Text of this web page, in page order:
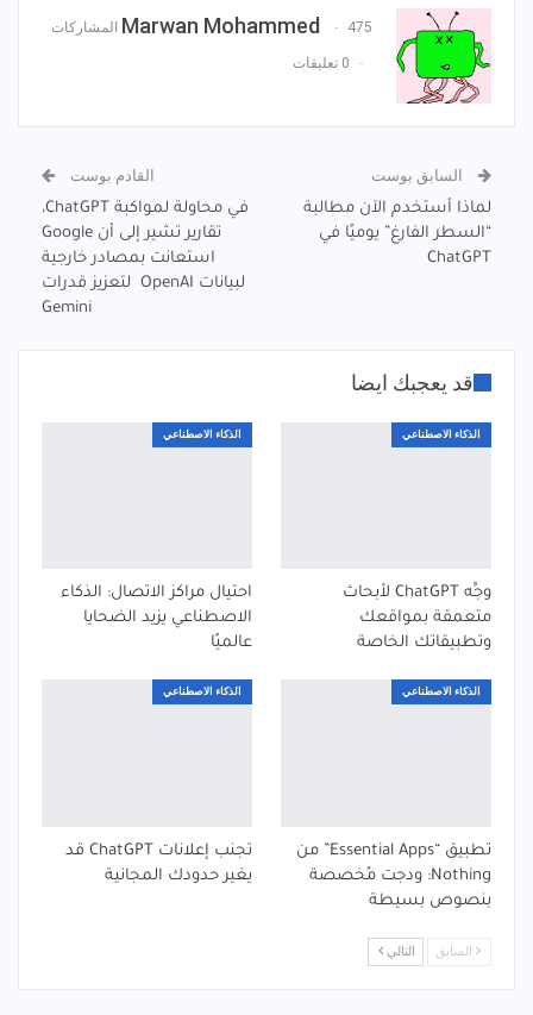
Marwan Mohammed 475 المشاركات
0 تعليقات
السابق بوست
لماذا أستخدم الآن مطالبة
“السطر الفارغ” يوميًا في
ChatGPT
القادم بوست
في محاولة لمواكبة ChatGPT،
تقارير تشير إلى أن Google
استعانت بمصادر خارجية
لبيانات OpenAI لتعزيز قدرات
Gemini
قد يعجبك ايضا
الذكاء الاصطناعي
وجِّه ChatGPT لأبحاث
متعمقة بمواقعك
وتطبيقاتك الخاصة
الذكاء الاصطناعي
احتيال مراكز الاتصال: الذكاء
الاصطناعي يزيد الضحايا
عالميًا
الذكاء الاصطناعي
تطبيق “Essential Apps” من
Nothing: ودجت مُخصصة
بنصوص بسيطة
الذكاء الاصطناعي
تجنب إعلانات ChatGPT قد
يغير حدودك المجانية
السابق التالي